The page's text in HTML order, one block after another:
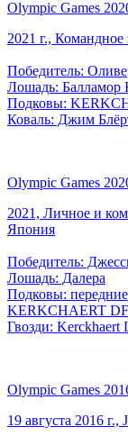
Olympic Games
2021 г.,
Победитель:
Лошадь: Балламор
Подковы:
Коваль: Джим
Olympic Games
2021, Личное и
Япония
Победитель:
Лошадь: Далера
Подковы:
KERKCHAERT DF
Гвозди: Kerckhaert
Olympic Games
19 августа 2016